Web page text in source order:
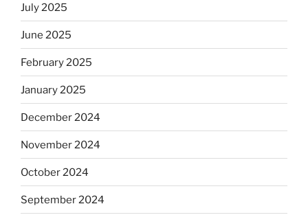
July 2025
June 2025
February 2025
January 2025
December 2024
November 2024
October 2024
September 2024